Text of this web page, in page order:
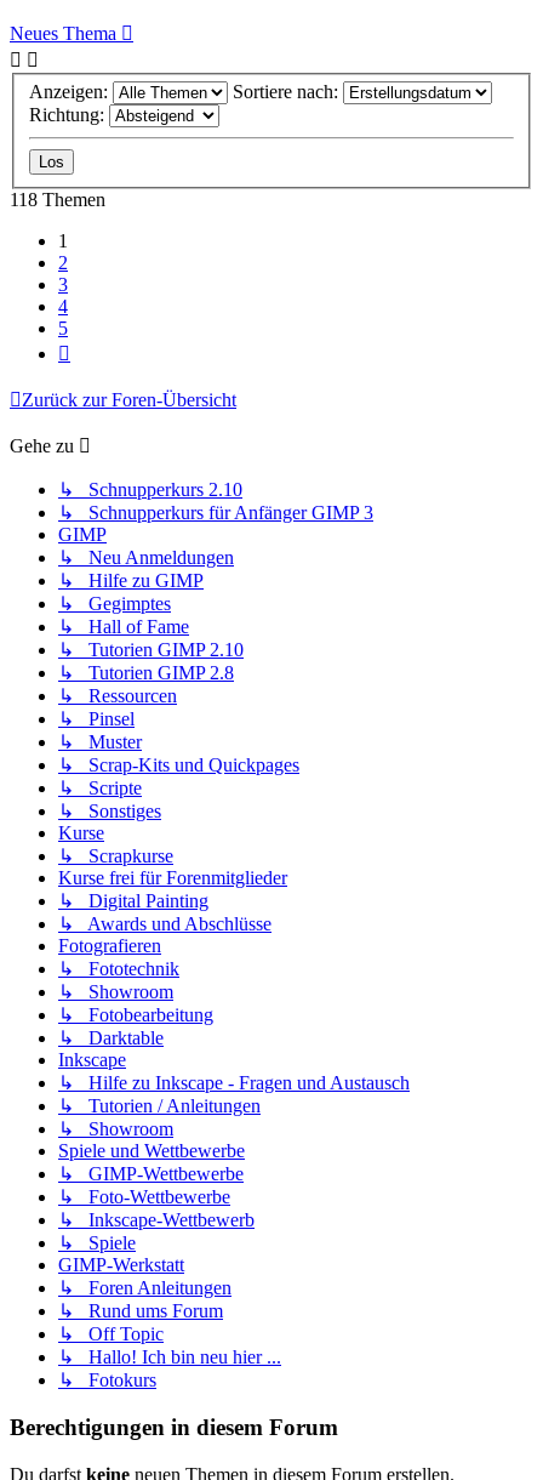
Neues Thema
Anzeigen:
Sortiere nach:
Richtung:
118 Themen
1
2
3
4
5
Zurück zur Foren-Übersicht
Gehe zu
↳ Schnupperkurs 2.10
↳ Schnupperkurs für Anfänger GIMP 3
GIMP
↳ Neu Anmeldungen
↳ Hilfe zu GIMP
↳ Gegimptes
↳ Hall of Fame
↳ Tutorien GIMP 2.10
↳ Tutorien GIMP 2.8
↳ Ressourcen
↳ Pinsel
↳ Muster
↳ Scrap-Kits und Quickpages
↳ Scripte
↳ Sonstiges
Kurse
↳ Scrapkurse
Kurse frei für Forenmitglieder
↳ Digital Painting
↳ Awards und Abschlüsse
Fotografieren
↳ Fototechnik
↳ Showroom
↳ Fotobearbeitung
↳ Darktable
Inkscape
↳ Hilfe zu Inkscape - Fragen und Austausch
↳ Tutorien / Anleitungen
↳ Showroom
Spiele und Wettbewerbe
↳ GIMP-Wettbewerbe
↳ Foto-Wettbewerbe
↳ Inkscape-Wettbewerb
↳ Spiele
GIMP-Werkstatt
↳ Foren Anleitungen
↳ Rund ums Forum
↳ Off Topic
↳ Hallo! Ich bin neu hier ...
↳ Fotokurs
Berechtigungen in diesem Forum
Du darfst keine neuen Themen in diesem Forum erstellen.